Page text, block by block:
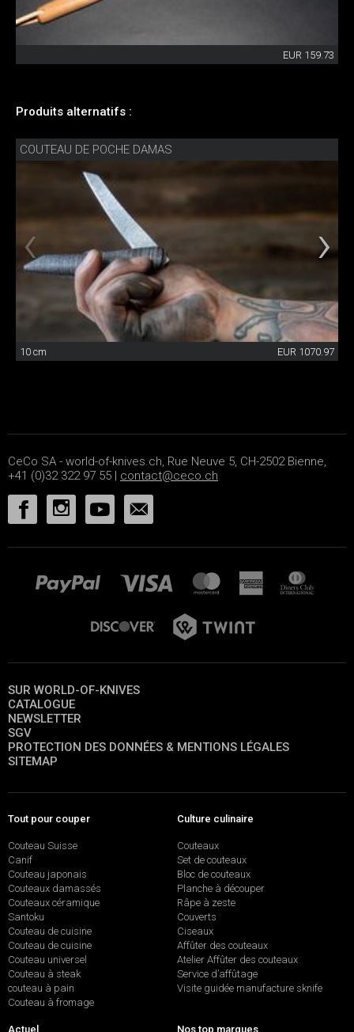
EUR 159.73
Produits alternatifs :
COUTEAU DE POCHE DAMAS
10 cm EUR 1070.97
CeCo SA - world-of-knives.ch, Rue Neuve 5, CH-2502 Bienne,
+41 (0)32 322 97 55 | contact@ceco.ch
SUR WORLD-OF-KNIVES
CATALOGUE
NEWSLETTER
SGV
PROTECTION DES DONNÉES & MENTIONS LÉGALES
SITEMAP
Tout pour couper
Couteau Suisse
Canif
Couteau japonais
Couteaux damassés
Couteaux céramique
Santoku
Couteau de cuisine
Couteau de cuisine
Couteau universel
Couteau à steak
couteau à pain
Couteau à fromage
Culture culinaire
Couteaux
Set de couteaux
Bloc de couteaux
Planche à découper
Râpe à zeste
Couverts
Ciseaux
Affûter des couteaux
Atelier Affûter des couteaux
Service d’affûtage
Visite guidée manufacture sknife
Actuel Nos top marques